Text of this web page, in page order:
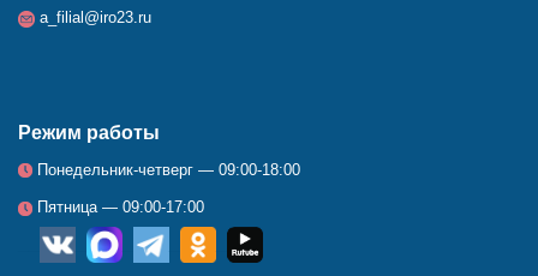
a_filial@iro23.ru
Режим работы
Понедельник-четверг — 09:00-18:00
Пятница — 09:00-17:00